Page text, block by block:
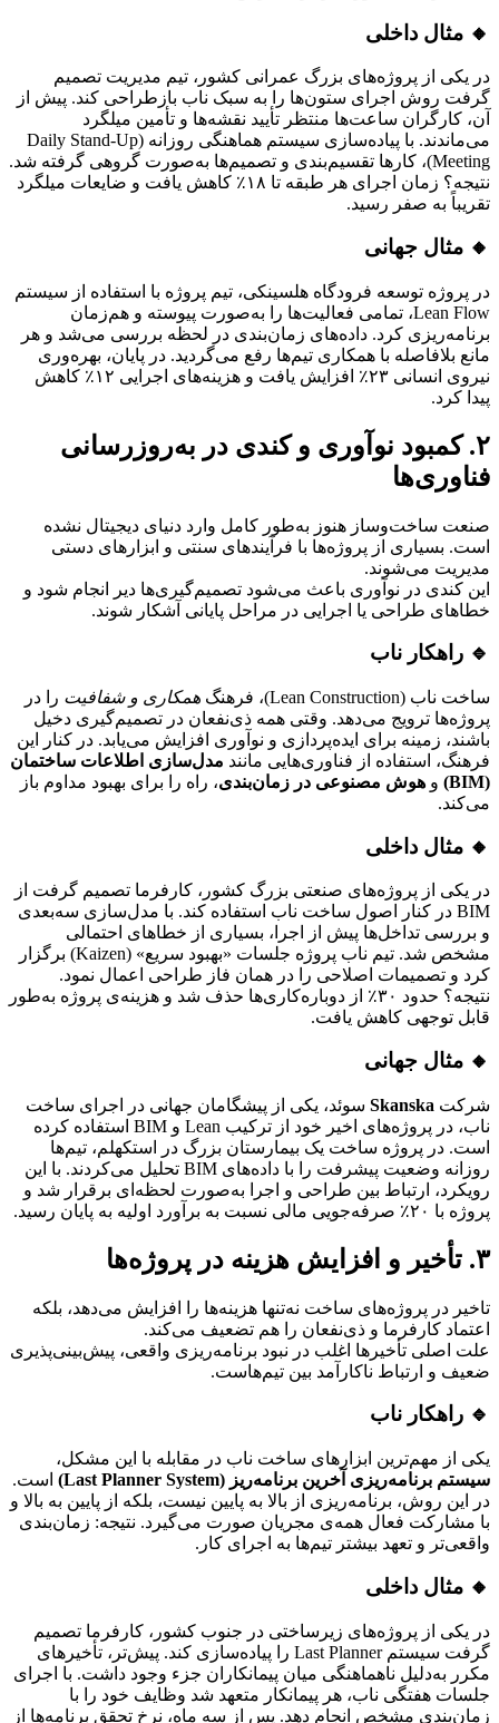
🔸 مثال داخلی
در یکی از پروژه‌های بزرگ عمرانی کشور، تیم مدیریت تصمیم
گرفت روش اجرای ستون‌ها را به سبک ناب بازطراحی کند. پیش از
آن، کارگران ساعت‌ها منتظر تأیید نقشه‌ها و تأمین میلگرد
می‌ماندند. با پیاده‌سازی سیستم هماهنگی روزانه (Daily Stand-Up
Meeting)، کارها تقسیم‌بندی و تصمیم‌ها به‌صورت گروهی گرفته شد.
نتیجه؟ زمان اجرای هر طبقه تا ۱۸٪ کاهش یافت و ضایعات میلگرد
تقریباً به صفر رسید.
🔸 مثال جهانی
در پروژه توسعه فرودگاه هلسینکی، تیم پروژه با استفاده از سیستم
Lean Flow، تمامی فعالیت‌ها را به‌صورت پیوسته و هم‌زمان
برنامه‌ریزی کرد. داده‌های زمان‌بندی در لحظه بررسی می‌شد و هر
مانع بلافاصله با همکاری تیم‌ها رفع می‌گردید. در پایان، بهره‌وری
نیروی انسانی ۲۳٪ افزایش یافت و هزینه‌های اجرایی ۱۲٪ کاهش
پیدا کرد.
۲. کمبود نوآوری و کندی در به‌روزرسانی
فناوری‌ها
صنعت ساخت‌وساز هنوز به‌طور کامل وارد دنیای دیجیتال نشده
است. بسیاری از پروژه‌ها با فرآیندهای سنتی و ابزارهای دستی
مدیریت می‌شوند.
این کندی در نوآوری باعث می‌شود تصمیم‌گیری‌ها دیر انجام شود و
خطاهای طراحی یا اجرایی در مراحل پایانی آشکار شوند.
🔹 راهکار ناب
ساخت ناب (Lean Construction)، فرهنگ همکاری و شفافیت را در
پروژه‌ها ترویج می‌دهد. وقتی همه ذی‌نفعان در تصمیم‌گیری دخیل
باشند، زمینه برای ایده‌پردازی و نوآوری افزایش می‌یابد. در کنار این
فرهنگ، استفاده از فناوری‌هایی مانند مدل‌سازی اطلاعات ساختمان
(BIM)
و هوش مصنوعی در زمان‌بندی، راه را برای بهبود مداوم باز
می‌کند.
🔸 مثال داخلی
در یکی از پروژه‌های صنعتی بزرگ کشور، کارفرما تصمیم گرفت از
BIM در کنار اصول ساخت ناب استفاده کند. با مدل‌سازی سه‌بعدی
و بررسی تداخل‌ها پیش از اجرا، بسیاری از خطاهای احتمالی
مشخص شد. تیم ناب پروژه جلسات «بهبود سریع» (Kaizen) برگزار
کرد و تصمیمات اصلاحی را در همان فاز طراحی اعمال نمود.
نتیجه؟ حدود ۳۰٪ از دوباره‌کاری‌ها حذف شد و هزینه‌ی پروژه به‌طور
قابل توجهی کاهش یافت.
🔸 مثال جهانی
شرکت Skanska سوئد، یکی از پیشگامان جهانی در اجرای ساخت
ناب، در پروژه‌های اخیر خود از ترکیب Lean و BIM استفاده کرده
است. در پروژه ساخت یک بیمارستان بزرگ در استکهلم، تیم‌ها
روزانه وضعیت پیشرفت را با داده‌های BIM تحلیل می‌کردند. با این
رویکرد، ارتباط بین طراحی و اجرا به‌صورت لحظه‌ای برقرار شد و
پروژه با ۲۰٪ صرفه‌جویی مالی نسبت به برآورد اولیه به پایان رسید.
۳. تأخیر و افزایش هزینه در پروژه‌ها
تاخیر در پروژه‌های ساخت نه‌تنها هزینه‌ها را افزایش می‌دهد، بلکه
اعتماد کارفرما و ذی‌نفعان را هم تضعیف می‌کند.
علت اصلی تأخیرها اغلب در نبود برنامه‌ریزی واقعی، پیش‌بینی‌پذیری
ضعیف و ارتباط ناکارآمد بین تیم‌هاست.
🔹 راهکار ناب
یکی از مهم‌ترین ابزارهای ساخت ناب در مقابله با این مشکل،
سیستم برنامه‌ریزی آخرین برنامه‌ریز (Last Planner System)
است.
در این روش، برنامه‌ریزی از بالا به پایین نیست، بلکه از پایین به بالا و
با مشارکت فعال همه‌ی مجریان صورت می‌گیرد. نتیجه: زمان‌بندی
واقعی‌تر و تعهد بیشتر تیم‌ها به اجرای کار.
🔸 مثال داخلی
در یکی از پروژه‌های زیرساختی در جنوب کشور، کارفرما تصمیم
گرفت سیستم Last Planner را پیاده‌سازی کند. پیش‌تر، تأخیرهای
مکرر به‌دلیل ناهماهنگی میان پیمانکاران جزء وجود داشت. با اجرای
جلسات هفتگی ناب، هر پیمانکار متعهد شد وظایف خود را با
زمان‌بندی مشخص انجام دهد. پس از سه ماه، نرخ تحقق برنامه‌ها از